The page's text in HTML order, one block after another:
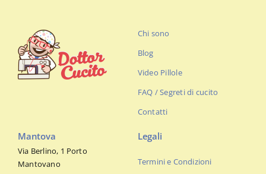
Chi sono
Blog
Video Pillole
FAQ / Segreti di cucito
Contatti
Mantova
Via Berlino, 1 Porto
Mantovano
Legali
Termini e Condizioni